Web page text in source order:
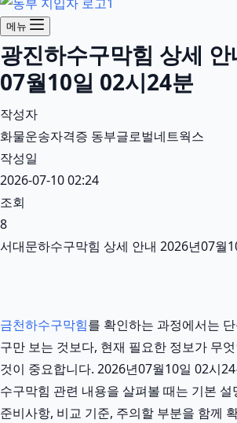
메뉴
광진하수구막힘 상세
07월10일 02시24분
작성자
화물운송자격증 동부글로벌네트웍스
작성일
2026-07-10 02:24
조회
8
서대문하수구막힘 상세 안내 2026년07월
금천하수구막힘를 확인하는 과정에서는
구만 보는 것보다, 현재 필요한 정보가 무
것이 중요합니다. 2026년07월10일 02시
수구막힘 관련 내용을 살펴볼 때는 기본 설
준비사항, 비교 기준, 주의할 부분을 함께